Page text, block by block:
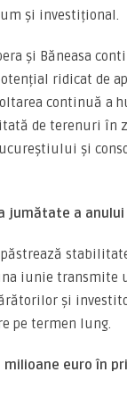
și investițional.
și Băneasa
ridicat de
continuă a
de terenuri în
și
jumătate a anului
iunie transmite
și
pe termen lung.
euro în